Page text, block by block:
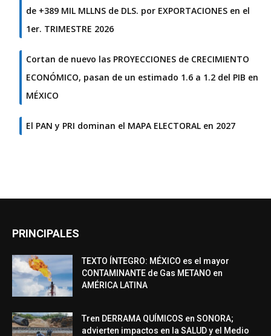
de +389 MIL MLLNS de DLS. por EXPORTACIONES en el
1er. TRIMESTRE 2026
Cortan de nuevo las PROYECCIONES de CRECIMIENTO
ECONÓMICO, pasan de un estimado 1.6 a 1.2 del PIB en
MÉXICO
El PAN y PRI dominan el MAPA ELECTORAL en 2027
PRINCIPALES
TEXTO ÍNTEGRO: MÉXICO es el mayor
CONTAMINANTE de Gas METANO en
AMÉRICA LATINA
Tren DERRAMA QUÍMICOS en SONORA;
advierten impactos en la SALUD y el Medio